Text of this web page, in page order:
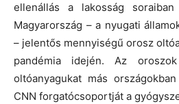
ellenállás a lakosság
Magyarország – a nyugati
– jelentős mennyiségű orosz
pandémia idején. Az
oltóanyagukat más
CNN forgatócsoportját a